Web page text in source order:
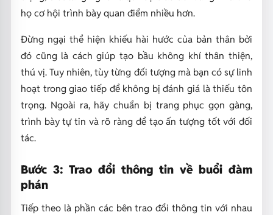
họ cơ hội trình bày quan điểm nhiều hơn.
Đừng ngại thể hiện khiếu hài hước của bản thân bởi
đó cũng là cách giúp tạo bầu không khí thân thiện,
thú vị. Tuy nhiên, tùy từng đối tượng mà bạn có sự linh
hoạt trong giao tiếp để không bị đánh giá là thiếu tôn
trọng. Ngoài ra, hãy chuẩn bị trang phục gọn gàng,
trình bày tự tin và rõ ràng để tạo ấn tượng tốt với đối
tác.
Bước 3: Trao đổi thông tin về buổi đàm
phán
Tiếp theo là phần các bên trao đổi thông tin với nhau